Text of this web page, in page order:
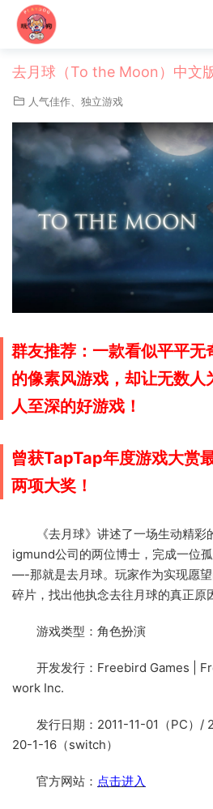
去月球（To the Moon）中文
人气佳作 独立游戏
群友推荐：一款看似平平无
的像素风游戏，却让无数人
人至深的好游戏！
曾获TapTap年度游戏大赏
两项大奖！
《去月球》讲述了一场生动精
igmund公司的两位博士，完成一位
—-那就是去月球。玩家作为实现愿
碎片，找出他执念去往月球的真正原
游戏类型：角色扮演
开发发行：Freebird Games |
work Inc.
发行日期：2011-11-01（PC）/
20-1-16（switch）
官方网站： 点击进入